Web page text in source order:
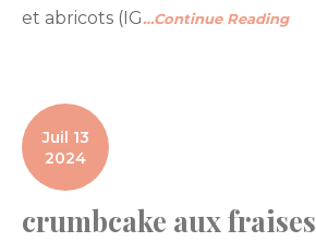
et abricots (IG…Continue Reading
Juil 13
2024
crumbcake aux fraises